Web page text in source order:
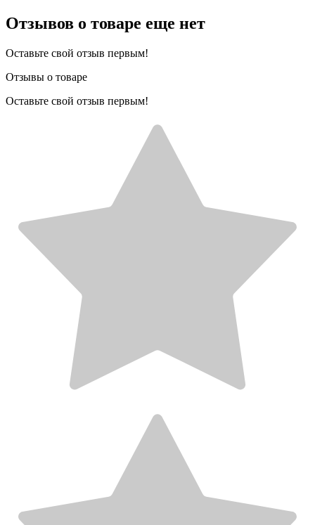
Отзывов о товаре еще нет
Оставьте свой отзыв первым!
Отзывы о товаре
Оставьте свой отзыв первым!